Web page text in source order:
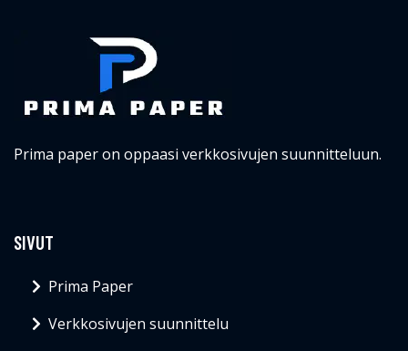
Prima paper on oppaasi verkkosivujen suunnitteluun.
SIVUT
Prima Paper
Verkkosivujen suunnittelu